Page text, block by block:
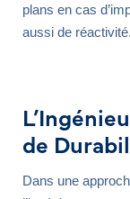
plans en cas
aussi de réactivité.
de
Dans une